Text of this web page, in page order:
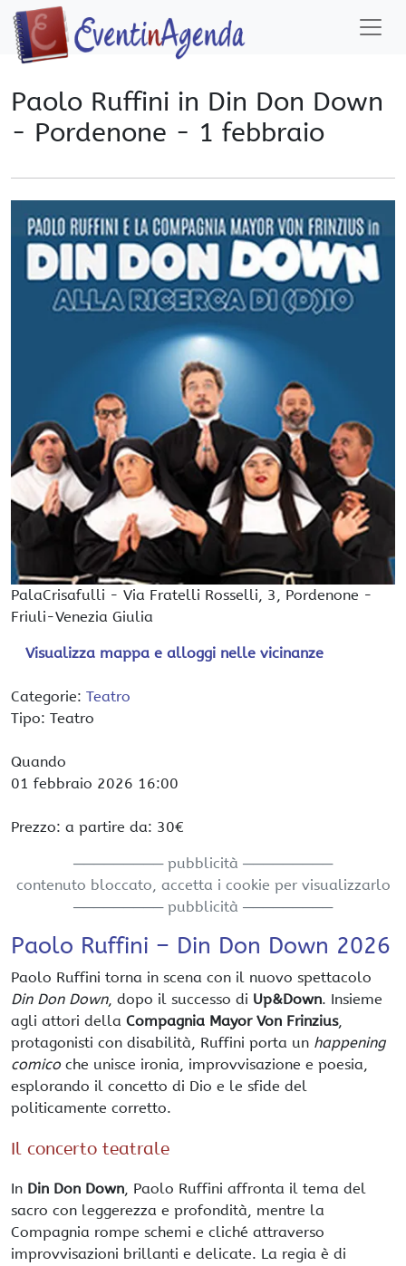
Paolo Ruffini in Din Don Down
- Pordenone - 1 febbraio
PalaCrisafulli - Via Fratelli Rosselli, 3, Pordenone -
Friuli-Venezia Giulia
Visualizza mappa e alloggi nelle vicinanze
Categorie: Teatro
Tipo: Teatro
Quando
01 febbraio 2026 16:00
Prezzo: a partire da: 30€
───────── pubblicità ─────────
contenuto bloccato, accetta i cookie per visualizzarlo
───────── pubblicità ─────────
Paolo Ruffini – Din Don Down 2026
Paolo Ruffini torna in scena con il nuovo spettacolo
Din Don Down, dopo il successo di Up&Down. Insieme
agli attori della Compagnia Mayor Von Frinzius,
protagonisti con disabilità, Ruffini porta un happening
comicoche unisce ironia, improvvisazione e poesia,
esplorando il concetto di Dio e le sfide del
politicamente corretto.
Il concerto teatrale
In Din Don Down, Paolo Ruffini affronta il tema del
sacro con leggerezza e profondità, mentre la
Compagnia rompe schemi e cliché attraverso
improvvisazioni brillanti e delicate. La regia è di